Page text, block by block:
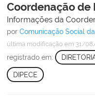
Coordenação
Informações da
por Comunicação Social
última modificação em 31/
registrado em:
DIPECE